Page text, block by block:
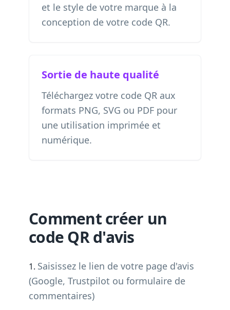
et le style de votre marque à la
conception de votre code QR.
Sortie de haute qualité
Téléchargez votre code QR aux
formats PNG, SVG ou PDF pour
une utilisation imprimée et
numérique.
Comment créer un
code QR d'avis
Saisissez le lien de votre page d'avis
(Google, Trustpilot ou formulaire de
commentaires)